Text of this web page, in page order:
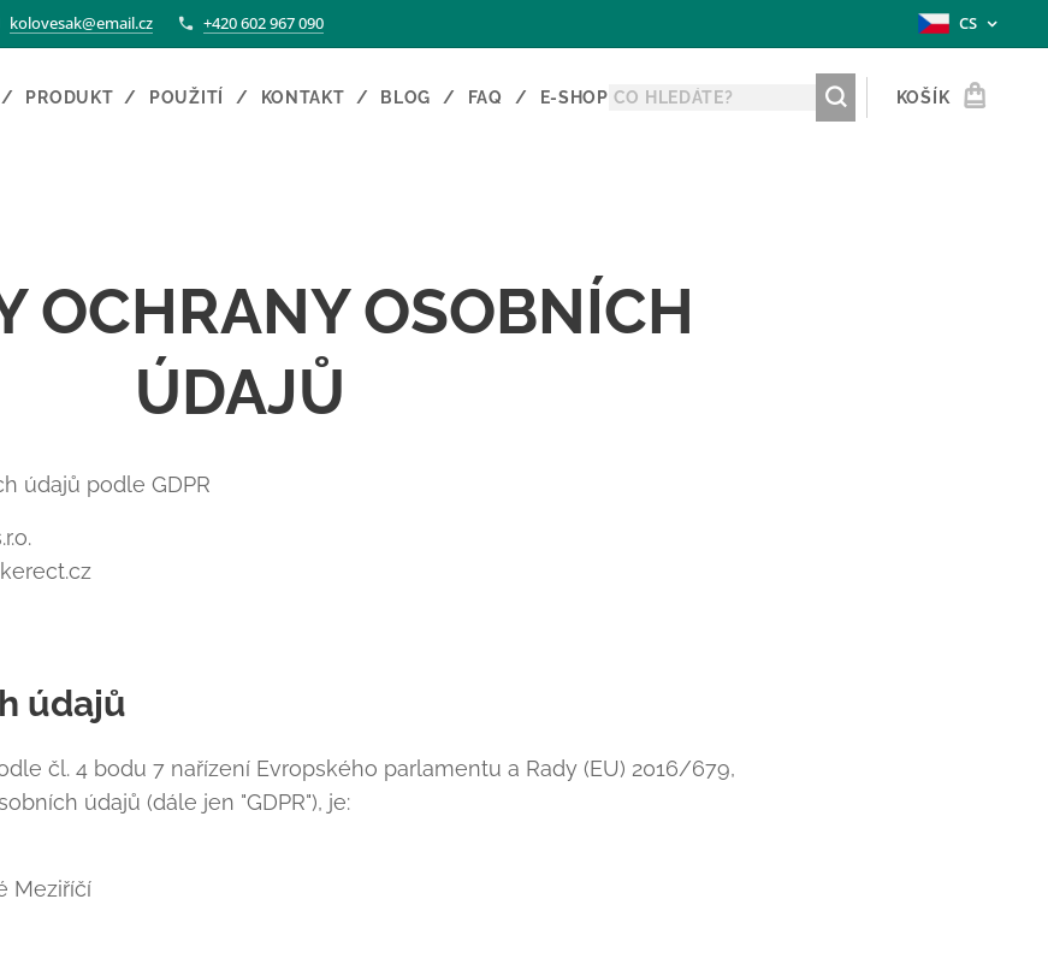
kolovesak@email.cz +420 602 967 090 CS
PRODUKT POUŽITÍ KONTAKT BLOG FAQ E-SHOP KOŠÍK
OCHRANY OSOBNÍCH
ÚDAJŮ
údajů podle GDPR
údajů
čl. 4 bodu 7 nařízení Evropského parlamentu a Rady (EU) 2016/679,
údajů (dále jen "GDPR"), je:
Meziříčí